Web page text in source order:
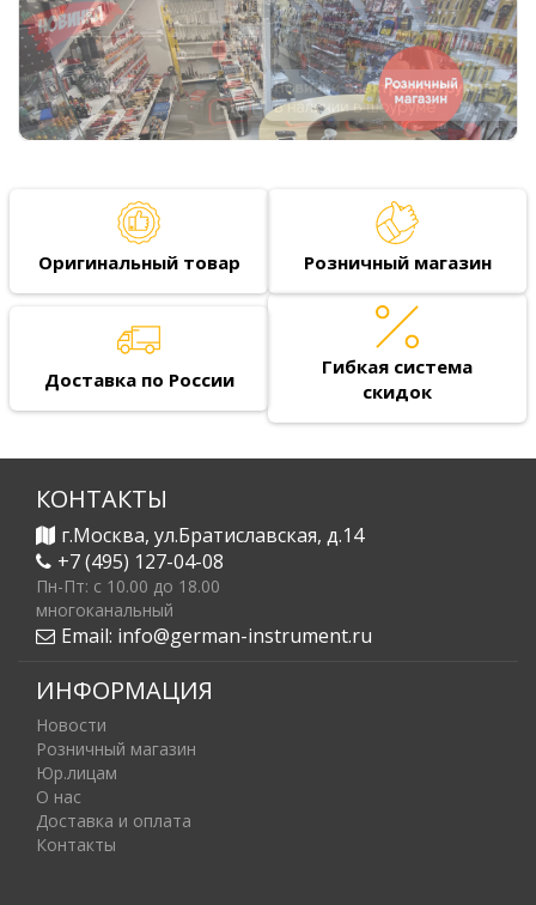
Оригинальный товар Розничный магазин
Доставка по России
Гибкая система
скидок
КОНТАКТЫ
г.Москва, ул.Братиславская, д.14
+7 (495) 127-04-08
Пн-Пт: c 10.00 до 18.00
многоканальный
Email: info@german-instrument.ru
ИНФОРМАЦИЯ
Новости
Розничный магазин
Юр.лицам
О нас
Доставка и оплата
Контакты